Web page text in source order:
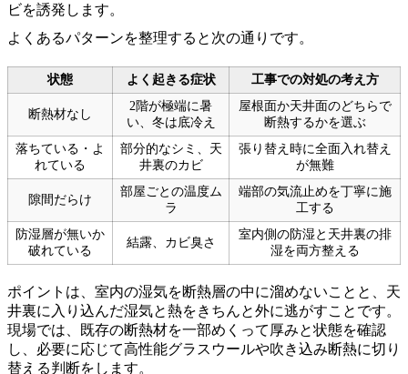
ビを誘発します。
よくあるパターンを整理すると次の通りです。
状態 よく起きる症状 工事での対処の考え方
断熱材なし
2階が極端に暑
い、冬は底冷え
屋根面か天井面のどちらで
断熱するかを選ぶ
落ちている・よ
れている
部分的なシミ、天
井裏のカビ
張り替え時に全面入れ替え
が無難
隙間だらけ
部屋ごとの温度ム
ラ
端部の気流止めを丁寧に施
工する
防湿層が無いか
破れている
結露、カビ臭さ
室内側の防湿と天井裏の排
湿を両方整える
ポイントは、室内の湿気を断熱層の中に溜めないことと、天
井裏に入り込んだ湿気と熱をきちんと外に逃がすことです。
現場では、既存の断熱材を一部めくって厚みと状態を確認
し、必要に応じて高性能グラスウールや吹き込み断熱に切り
替える判断をします。